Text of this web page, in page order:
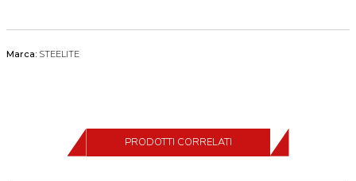
Marca: STEELITE
PRODOTTI CORRELATI